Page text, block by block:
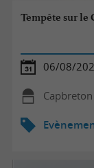
Tempête sur le
06/08/
Capbreton